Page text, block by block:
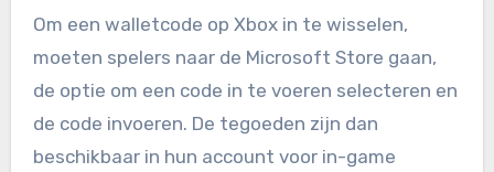
Om een walletcode op Xbox in te wisselen,
moeten spelers naar de Microsoft Store gaan,
de optie om een code in te voeren selecteren en
de code invoeren. De tegoeden zijn dan
beschikbaar in hun account voor in-game